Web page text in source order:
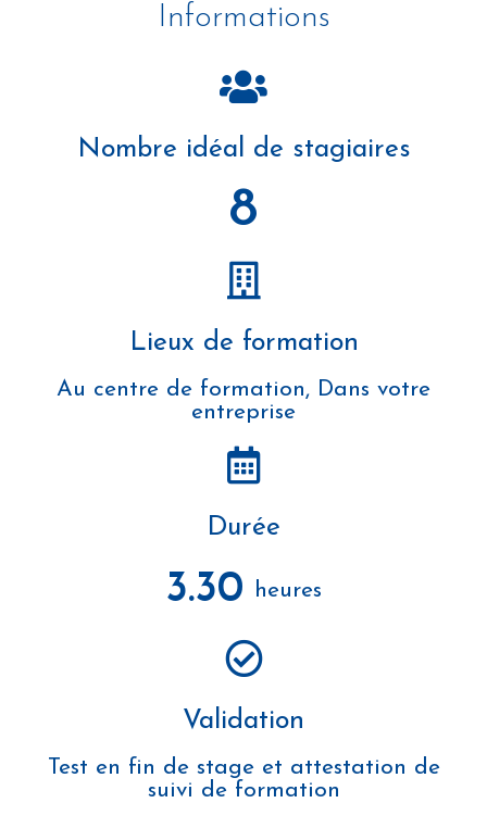
Informations
Nombre idéal de stagiaires
8
Lieux de formation
Au centre de formation, Dans votre
entreprise
Durée
3.30 heures
Validation
Test en fin de stage et attestation de
suivi de formation